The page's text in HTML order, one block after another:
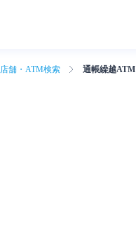
店舗・ATM検索 通帳繰越ATM